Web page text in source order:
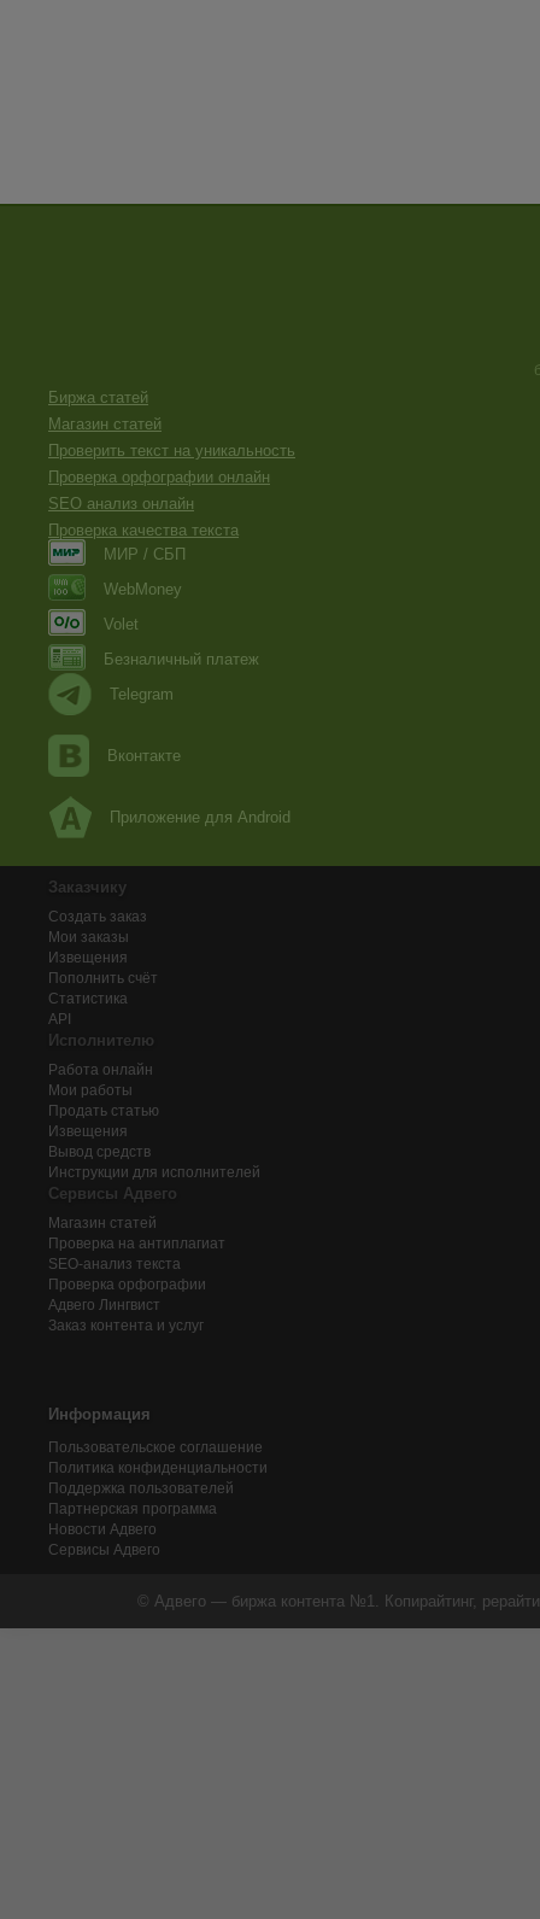
Биржа статей
Магазин статей
Проверить текст на уникальность
Проверка орфографии онлайн
SEO анализ онлайн
Проверка качества текста
МИР / СБП
WebMoney
Volet
Безналичный платеж
Telegram
Вконтакте
Приложение для Android
Заказчику
Создать заказ
Мои заказы
Извещения
Пополнить счёт
Статистика
API
Исполнителю
Работа онлайн
Мои работы
Продать статью
Извещения
Вывод средств
Инструкции для исполнителей
Сервисы Адвего
Магазин статей
Проверка на антиплагиат
SEO-анализ текста
Проверка орфографии
Адвего Лингвист
Заказ контента и услуг
Информация
Пользовательское соглашение
Политика конфиденциальности
Поддержка пользователей
Партнерская программа
Новости Адвего
Сервисы Адвего
© Адвего — биржа контента №1. Копирайтинг,